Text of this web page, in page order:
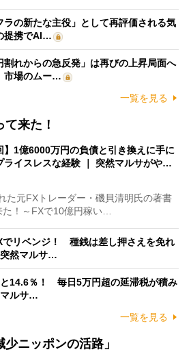
の新たな主役」として再評価される気
提携でAI…
割れからの急反発」は再びの上昇局面へ
市場のムー…
一覧を見る
来た！
】1億6000万円の負債と引き換えに手に
ライスレスな経験 ｜ 突然マルサがや…
元FXトレーダー・磯貝清明氏の著書
た！～FXで10億円稼い…
でリベンジ！ 種銭は差し押さえを免れ
然マルサ…
と14.6％！ 毎日5万円超の延滞税が積み
マルサ…
一覧を見る
ニッポンの活路」